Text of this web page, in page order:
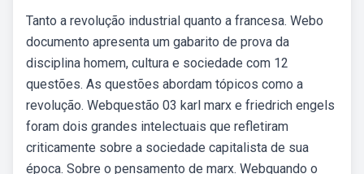
Tanto a revolução industrial quanto a francesa. Webo
documento apresenta um gabarito de prova da
disciplina homem, cultura e sociedade com 12
questões. As questões abordam tópicos como a
revolução. Webquestão 03 karl marx e friedrich engels
foram dois grandes intelectuais que refletiram
criticamente sobre a sociedade capitalista de sua
época. Sobre o pensamento de marx. Webquando o